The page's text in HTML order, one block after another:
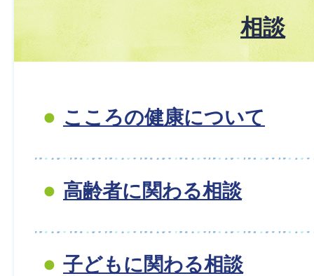
相談
こころの健康について
高齢者に関わる相談
子どもに関わる相談